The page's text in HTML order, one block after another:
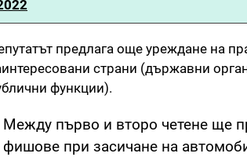
предлага още уреждане на
страни (държавни
функции).
Между първо и второ четене ще
фишове при засичане на